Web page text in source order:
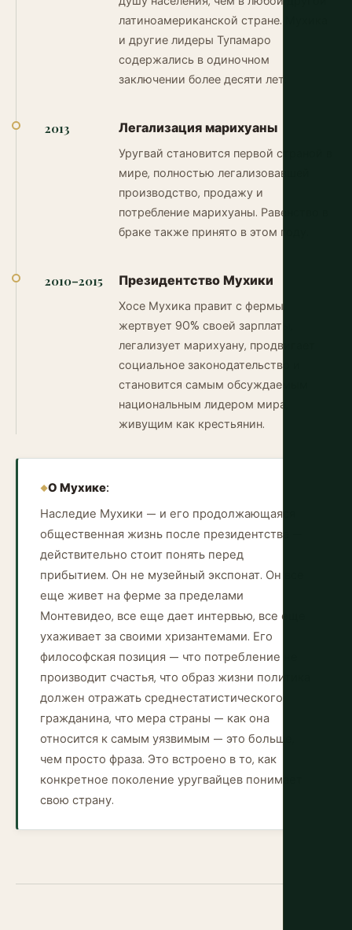
латиноамериканской стране. Мухика
и другие лидеры Тупамаро
содержались в одиночном
заключении более десяти лет.
2013 Легализация марихуаны
Уругвай становится первой страной в
мире, полностью легализовавшей
производство, продажу и
потребление марихуаны. Равенство в
браке также принято в этом году.
2010–2015 Президентство Мухики
Хосе Мухика правит с фермы,
жертвует 90% своей зарплаты,
легализует марихуану, продвигает
социальное законодательство и
становится самым обсуждаемым
национальным лидером мира,
живущим как крестьянин.
О Мухике:
Наследие Мухики — и его продолжающаяся
общественная жизнь после президентства —
действительно стоит понять перед
прибытием. Он не музейный экспонат. Он все
еще живет на ферме за пределами
Монтевидео, все еще дает интервью, все еще
ухаживает за своими хризантемами. Его
философская позиция — что потребление не
производит счастья, что образ жизни политика
должен отражать среднестатистического
гражданина, что мера страны — как она
относится к самым уязвимым — это больше,
чем просто фраза. Это встроено в то, как
конкретное поколение уругвайцев понимает
свою страну.